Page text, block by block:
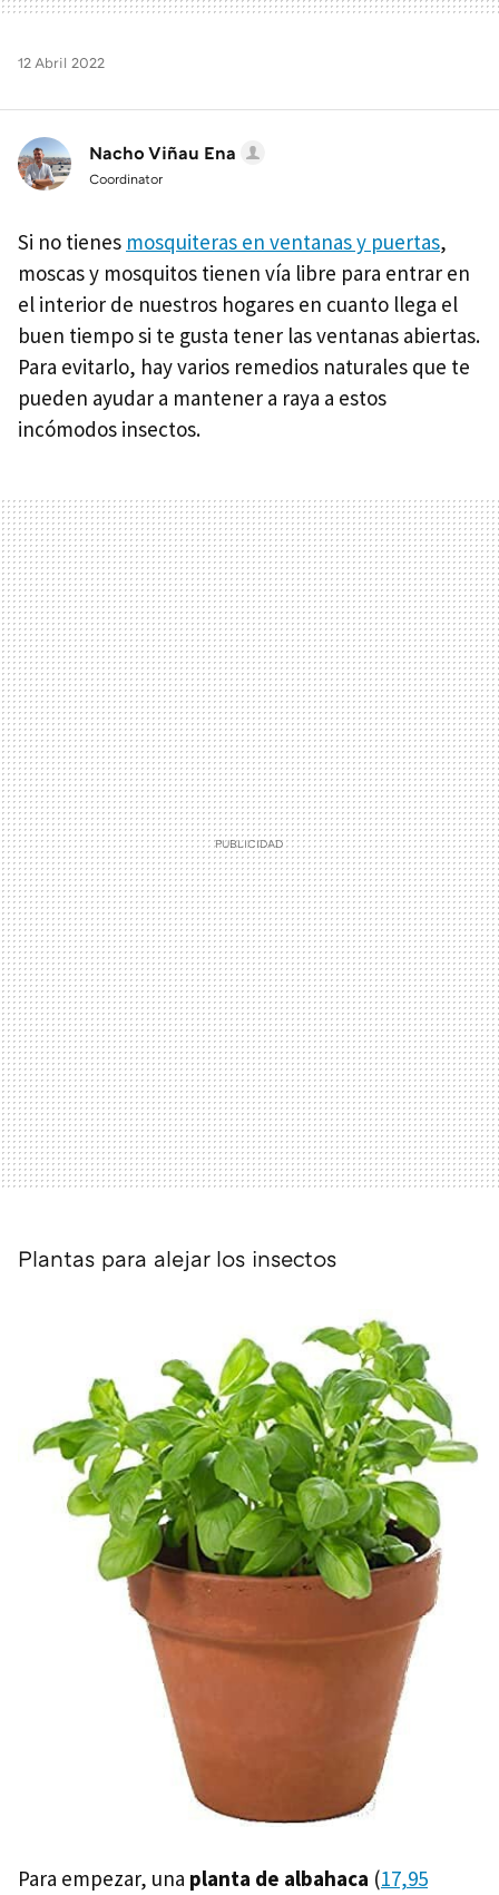
12 Abril 2022
Nacho Viñau Ena
Coordinator
Si no tienes mosquiteras en ventanas y puertas,
moscas y mosquitos tienen vía libre para entrar en
el interior de nuestros hogares en cuanto llega el
buen tiempo si te gusta tener las ventanas abiertas.
Para evitarlo, hay varios remedios naturales que te
pueden ayudar a mantener a raya a estos
incómodos insectos.
Plantas para alejar los insectos
Para empezar, una planta de albahaca (17,95